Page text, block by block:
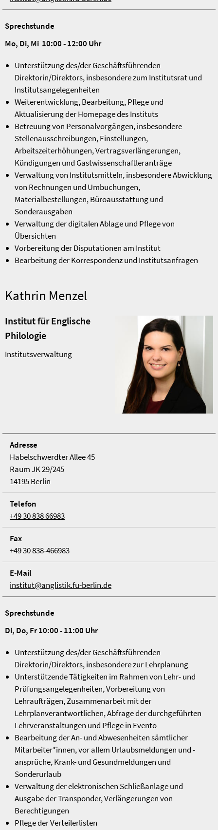
Sprechstunde
Mo, Di, Mi 10:00 - 12:00 Uhr
Unterstützung des/der Geschäftsführenden
Direktorin/Direktors, insbesondere zum Institutsrat und
Institutsangelegenheiten
Weiterentwicklung, Bearbeitung, Pflege und
Aktualisierung der Homepage des Instituts
Betreuung von Personalvorgängen, insbesondere
Stellenausschreibungen, Einstellungen,
Arbeitszeiterhöhungen, Vertragsverlängerungen,
Kündigungen und Gastwissenschaftleranträge
Verwaltung von Institutsmitteln, insbesondere Abwicklung
von Rechnungen und Umbuchungen,
Materialbestellungen, Büroausstattung und
Sonderausgaben
Verwaltung der digitalen Ablage und Pflege von
Übersichten
Vorbereitung der Disputationen am Institut
Bearbeitung der Korrespondenz und Institutsanfragen
Kathrin Menzel
Institut für Englische
Philologie
Institutsverwaltung
Adresse
Habelschwerdter Allee 45
Raum JK 29/245
14195 Berlin
Telefon
+49 30 838 66983
Fax
+49 30 838-466983
E-Mail
institut@anglistik.fu-berlin.de
Sprechstunde
Di, Do, Fr 10:00 - 11:00 Uhr
Unterstützung des/der Geschäftsführenden
Direktorin/Direktors, insbesondere zur Lehrplanung
Unterstützende Tätigkeiten im Rahmen von Lehr- und
Prüfungsangelegenheiten, Vorbereitung von
Lehraufträgen, Zusammenarbeit mit der
Lehrplanverantwortlichen, Abfrage der durchgeführten
Lehrveranstaltungen und Pflege in Evento
Bearbeitung der An- und Abwesenheiten sämtlicher
Mitarbeiter*innen, vor allem Urlaubsmeldungen und -
ansprüche, Krank- und Gesundmeldungen und
Sonderurlaub
Verwaltung der elektronischen Schließanlage und
Ausgabe der Transponder, Verlängerungen von
Berechtigungen
Pflege der Verteilerlisten